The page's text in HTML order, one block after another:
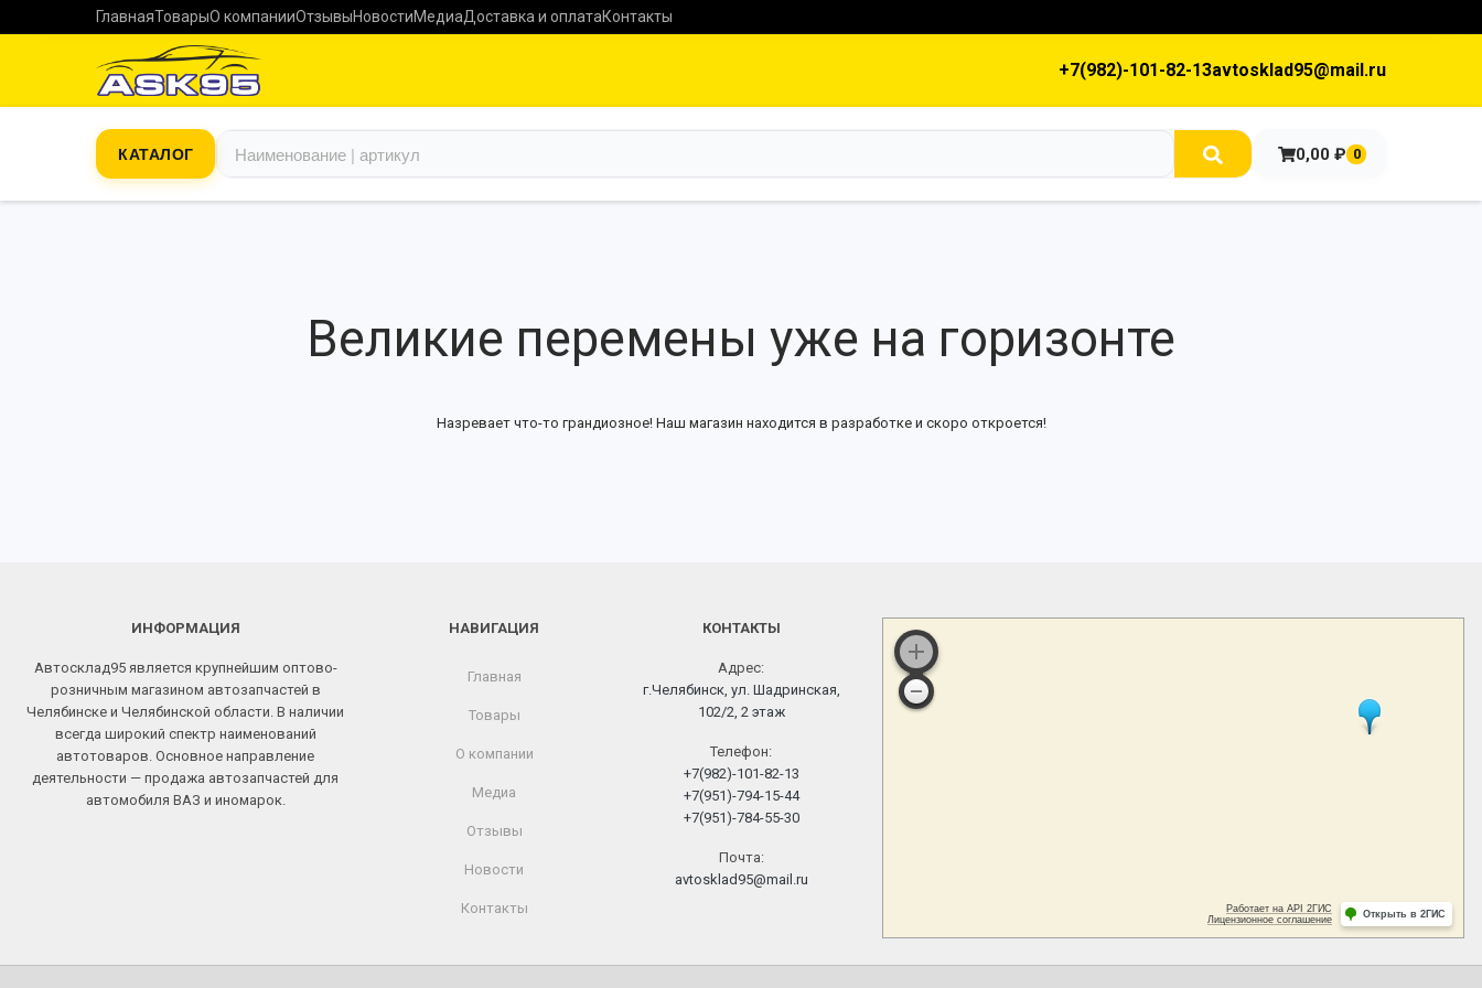
ГлавнаяТоварыО компанииОтзывыНовостиМедиаДоставка и оплатаКонтакты
+7(982)-101-82-13avtosklad95@mail.ru
КАТАЛОГ 0,00 ₽ 0
Великие перемены уже на горизонте
Назревает что-то грандиозное! Наш магазин находится в разработке и скоро откроется!
ИНФОРМАЦИЯ
Автосклад95 является крупнейшим оптово-
розничным магазином автозапчастей в
Челябинске и Челябинской области. В наличии
всегда широкий спектр наименований
автотоваров. Основное направление
деятельности — продажа автозапчастей для
автомобиля ВАЗ и иномарок.
НАВИГАЦИЯ
Главная
Товары
О компании
Медиа
Отзывы
Новости
Контакты
КОНТАКТЫ
Адрес:
г.Челябинск, ул. Шадринская,
102/2, 2 этаж
Телефон:
+7(982)-101-82-13
+7(951)-794-15-44
+7(951)-784-55-30
Почта:
avtosklad95@mail.ru